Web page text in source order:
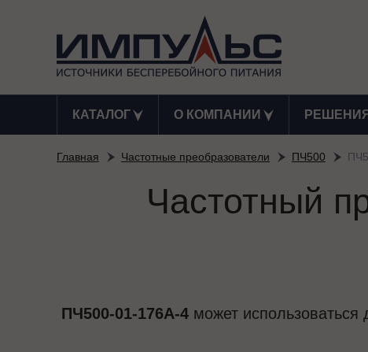
КАТАЛОГ О КОМПАНИИ РЕШЕНИЯ
Главная Частотные преобразователи ПЧ500
Частотный
ПЧ500-01-176А-4 может